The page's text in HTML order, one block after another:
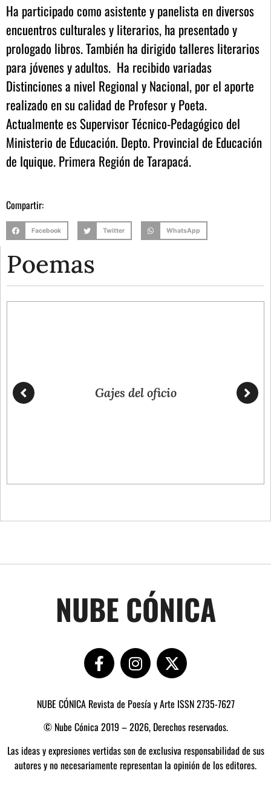
Ha participado como asistente y panelista en diversos
encuentros culturales y literarios, ha presentado y
prologado libros. También ha dirigido talleres literarios
para jóvenes y adultos. Ha recibido variadas
Distinciones a nivel Regional y Nacional, por el aporte
realizado en su calidad de Profesor y Poeta.
Actualmente es Supervisor Técnico-Pedagógico del
Ministerio de Educación. Depto. Provincial de Educación
de Iquique. Primera Región de Tarapacá.
Compartir:
Facebook Twitter WhatsApp
Poemas
Gajes del oficio
NUBE CÓNICA
NUBE CÓNICA Revista de Poesía y Arte ISSN 2735-7627
© Nube Cónica 2019 – 2026, Derechos reservados.
Las ideas y expresiones vertidas son de exclusiva responsabilidad de sus
autores y no necesariamente representan la opinión de los editores.